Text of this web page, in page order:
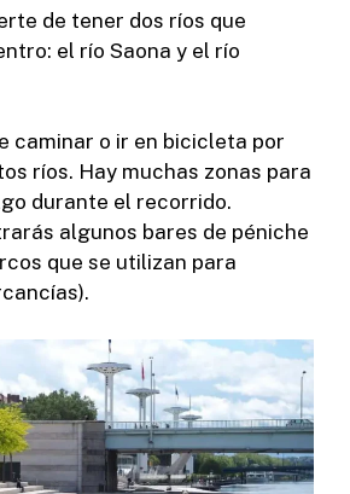
de tener dos ríos que
el río Saona y el río
caminar o ir en bicicleta por
ríos. Hay muchas zonas para
durante el recorrido.
algunos bares de péniche
que se utilizan para